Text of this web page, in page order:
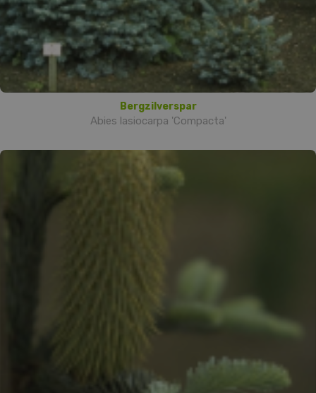
Bergzilverspar
Abies lasiocarpa 'Compacta'